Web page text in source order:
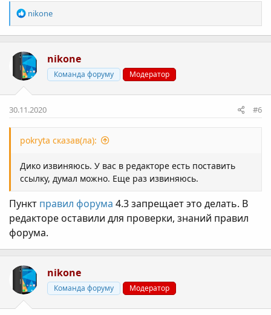
Р
е
а
ц
і
ї
nikone
nikone
Команда форуму Модератор
30.11.2020 #6
pokryta сказав(ла):
Дико извиняюсь. У вас в редакторе есть поставить
ссылку, думал можно. Еще раз извиняюсь.
Пункт правил форума 4.3 запрещает это делать. В
редакторе оставили для проверки, знаний правил
форума.
nikone
Команда форуму Модератор